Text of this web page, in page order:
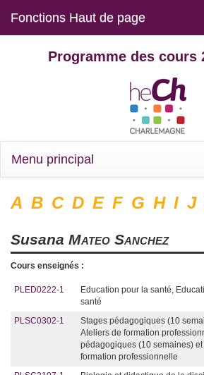
Fonctions Haut de page
Programme des cours
Menu principal
A B C D E F G H I J
Susana Mateo Sanchez
Cours enseignés :
PLED0222-1
Education pour la santé,
santé
PLSC0302-1
Stages pédagogiques (10
Ateliers de formation
pédagogiques (10 semaines) et
formation professionnelle